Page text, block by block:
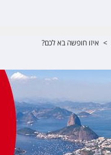
> איזו חופשה בא לכם?